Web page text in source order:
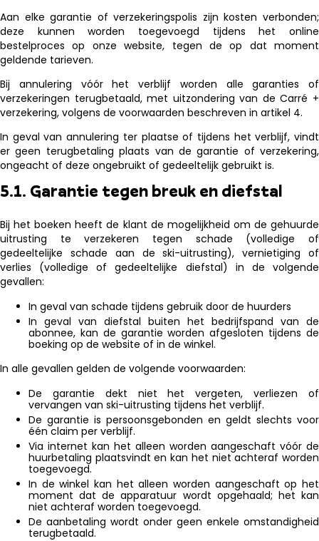
Aan elke garantie of verzekeringspolis zijn kosten verbonden;
deze kunnen worden toegevoegd tijdens het online
bestelproces op onze website, tegen de op dat moment
geldende tarieven.
Bij annulering vóór het verblijf worden alle garanties of
verzekeringen terugbetaald, met uitzondering van de Carré +
verzekering, volgens de voorwaarden beschreven in artikel 4.
In geval van annulering ter plaatse of tijdens het verblijf, vindt
er geen terugbetaling plaats van de garantie of verzekering,
ongeacht of deze ongebruikt of gedeeltelijk gebruikt is.
5.1. Garantie tegen breuk en diefstal
Bij het boeken heeft de klant de mogelijkheid om de gehuurde
uitrusting te verzekeren tegen schade (volledige of
gedeeltelijke schade aan de ski-uitrusting), vernietiging of
verlies (volledige of gedeeltelijke diefstal) in de volgende
gevallen:
In geval van schade tijdens gebruik door de huurders
In geval van diefstal buiten het bedrijfspand van de
abonnee, kan de garantie worden afgesloten tijdens de
boeking op de website of in de winkel.
In alle gevallen gelden de volgende voorwaarden:
De garantie dekt niet het vergeten, verliezen of
vervangen van ski-uitrusting tijdens het verblijf.
De garantie is persoonsgebonden en geldt slechts voor
één claim per verblijf.
Via internet kan het alleen worden aangeschaft vóór de
huurbetaling plaatsvindt en kan het niet achteraf worden
toegevoegd.
In de winkel kan het alleen worden aangeschaft op het
moment dat de apparatuur wordt opgehaald; het kan
niet achteraf worden toegevoegd.
De aanbetaling wordt onder geen enkele omstandigheid
terugbetaald.